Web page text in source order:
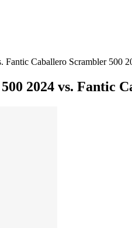
Fantic Caballero Scrambler 500
2024 vs. Fantic